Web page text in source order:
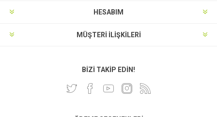
HESABIM
MÜŞTERI İLIŞKILERI
BIZI TAKIP EDIN!